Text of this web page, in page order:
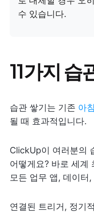
수 있습니다.
11가지 습
습관 쌓기는 기존 아
될 때 효과적입니다.
ClickUp이 여러분의
어떻게요? 바로 세계
모든 업무 앱, 데이터
연결된 트리거, 정기